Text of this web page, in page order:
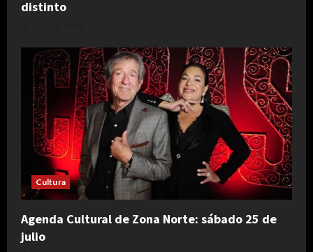
distinto
Cultura
Agenda Cultural de Zona Norte: sábado 25 de
julio